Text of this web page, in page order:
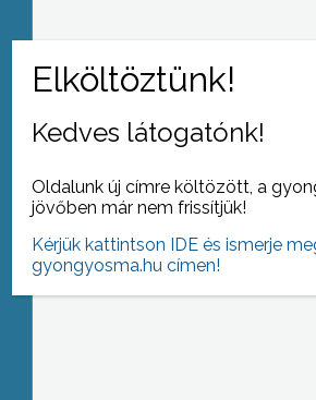
Székely zászló a Berze
Kedves látogatónk!
Oldalunk új címre költözött, a
jövőben már nem frissítjük!
Kérjük kattintson IDE és ismerje
gyongyosma.hu címen!